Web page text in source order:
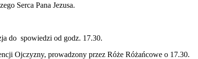
Serca Pana Jezusa.
do spowiedzi od godz. 17.30.
Ojczyzny, prowadzony przez Róże Różańcowe o 17.30.